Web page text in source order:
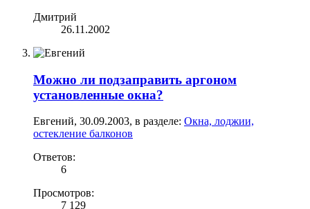
Дмитрий
26.11.2002
Можно ли подзаправить аргоном
установленные окна?
Евгений, 30.09.2003, в разделе: Окна, лоджии,
остекление балконов
Ответов:
6
Просмотров:
7 129